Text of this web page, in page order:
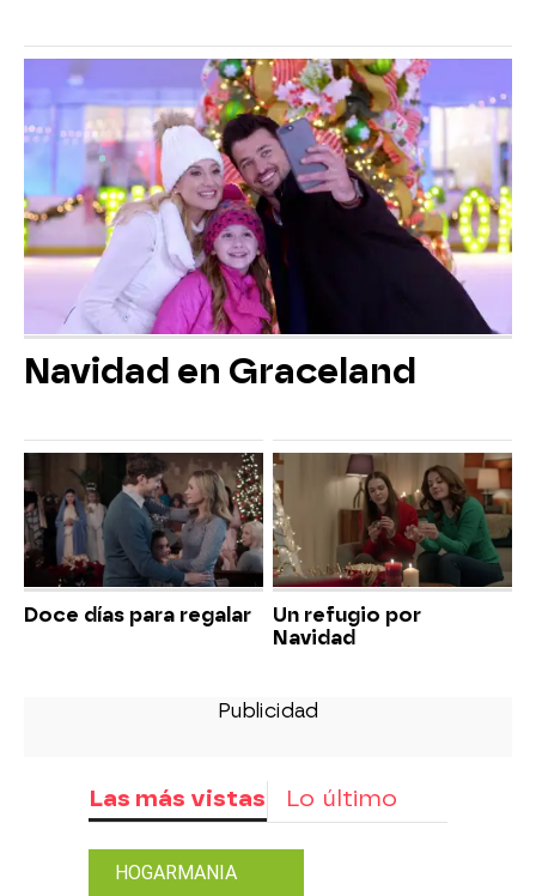
Navidad en Graceland
Doce días para regalar
Un refugio por
Navidad
Las más vistas Lo último
HOGARMANIA